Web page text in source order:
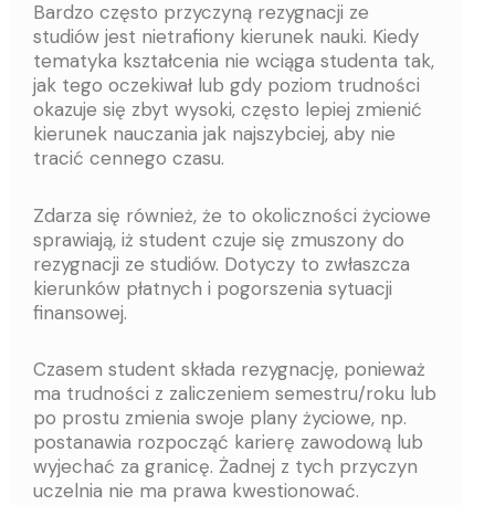
Bardzo często przyczyną rezygnacji ze
studiów jest nietrafiony kierunek nauki. Kiedy
tematyka kształcenia nie wciąga studenta tak,
jak tego oczekiwał lub gdy poziom trudności
okazuje się zbyt wysoki, często lepiej zmienić
kierunek nauczania jak najszybciej, aby nie
tracić cennego czasu.
Zdarza się również, że to okoliczności życiowe
sprawiają, iż student czuje się zmuszony do
rezygnacji ze studiów. Dotyczy to zwłaszcza
kierunków płatnych i pogorszenia sytuacji
finansowej.
Czasem student składa rezygnację, ponieważ
ma trudności z zaliczeniem semestru/roku lub
po prostu zmienia swoje plany życiowe, np.
postanawia rozpocząć karierę zawodową lub
wyjechać za granicę. Żadnej z tych przyczyn
uczelnia nie ma prawa kwestionować.